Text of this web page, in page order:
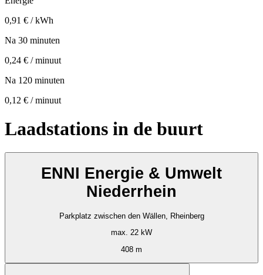
0,91 € / kWh
Na 30 minuten
0,24 € / minuut
Na 120 minuten
0,12 € / minuut
Laadstations in de buurt
ENNI Energie & Umwelt
Niederrhein
Parkplatz zwischen den Wällen, Rheinberg
max. 22 kW
408 m